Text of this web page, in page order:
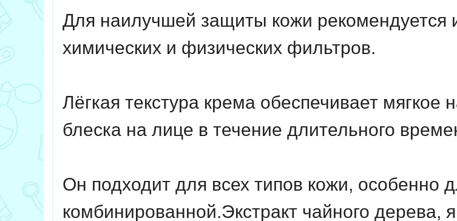
Для наилучшей защиты кожи рекомендуется
химических и физических фильтров.
Лёгкая текстура крема обеспечивает мягкое
блеска на лице в течение длительного
Он подходит для всех типов кожи, особенно
комбинированной.Экстракт чайного